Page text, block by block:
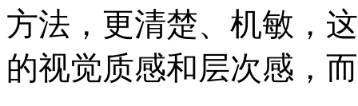
方法，更清楚、机敏，
的视觉质感和层次感，